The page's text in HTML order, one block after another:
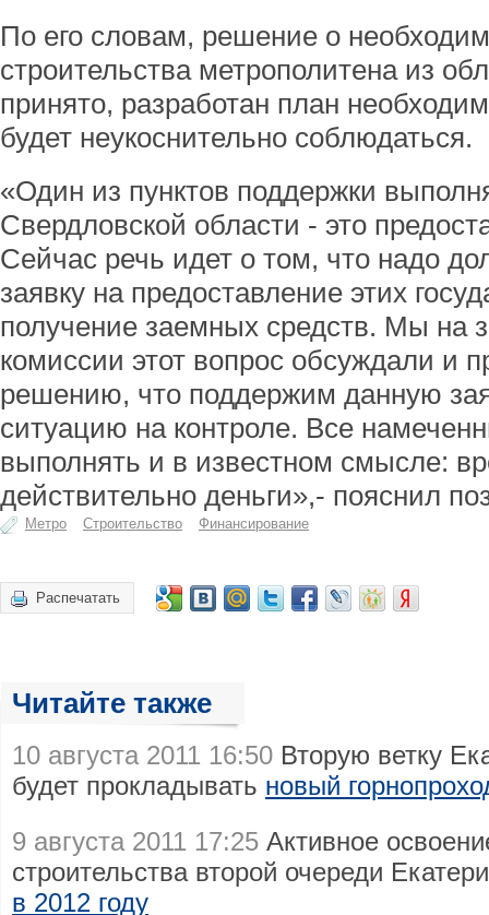
По его словам, решение о
строительства метрополитена из
принято, разработан план
будет неукоснительно соблюдаться.
«Один из пунктов поддержки
Свердловской области - это
Сейчас речь идет о том, что надо
заявку на предоставление этих
получение заемных средств. Мы на
комиссии этот вопрос обсуждали и
решению, что поддержим данную
ситуацию на контроле. Все
выполнять и в известном смысле:
действительно деньги»,- пояснил
Метро Строительство Финансирование
Распечатать
Читайте также
10 августа 2011 16:50 Вторую ветку
будет прокладывать новый
9 августа 2011 17:25 Активное
строительства второй очереди
в 2012 году